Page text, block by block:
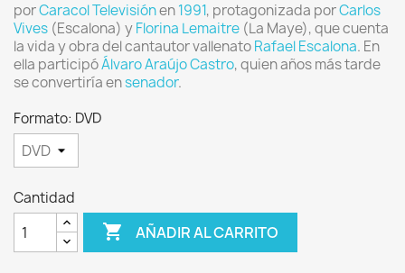
porCaracol Televisiónen1991, protagonizada porCarlos
Vives (Escalona) yFlorina Lemaitre (La Maye), que cuenta
la vida y obra del cantautor vallenatoRafael Escalona. En
ella participóÁlvaro Araújo Castro, quien años más tarde
se convertiría ensenador.
Formato: DVD
Cantidad
 AÑADIR AL CARRITO